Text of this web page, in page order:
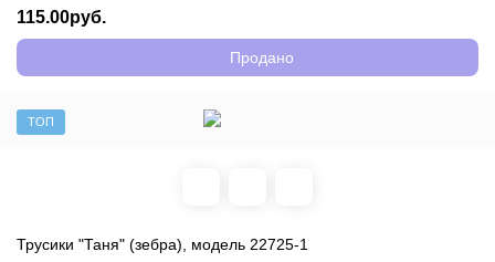
115.00руб.
Продано
ТОП
Трусики "Таня" (зебра), модель 22725-1